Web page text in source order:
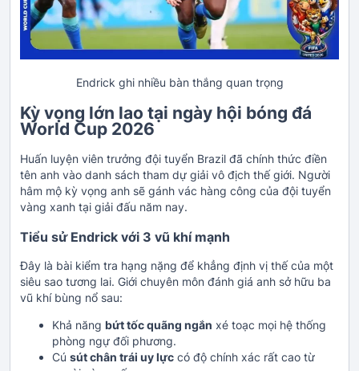
Endrick ghi nhiều bàn thắng quan trọng
Kỳ vọng lớn lao tại ngày hội bóng đá
World Cup 2026
Huấn luyện viên trưởng đội tuyển Brazil đã chính thức điền
tên anh vào danh sách tham dự giải vô địch thế giới. Người
hâm mộ kỳ vọng anh sẽ gánh vác hàng công của đội tuyển
vàng xanh tại giải đấu năm nay.
Tiểu sử Endrick với 3 vũ khí mạnh
Đây là bài kiểm tra hạng nặng để khẳng định vị thế của một
siêu sao tương lai. Giới chuyên môn đánh giá anh sở hữu ba
vũ khí bùng nổ sau:
Khả năng bứt tốc quãng ngắn xé toạc mọi hệ thống
phòng ngự đối phương.
Cú sút chân trái uy lực có độ chính xác rất cao từ